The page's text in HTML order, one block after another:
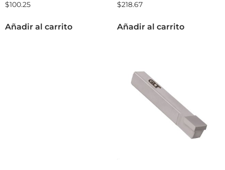
$100.25
Añadir al carrito
$218.67
Añadir al carrito